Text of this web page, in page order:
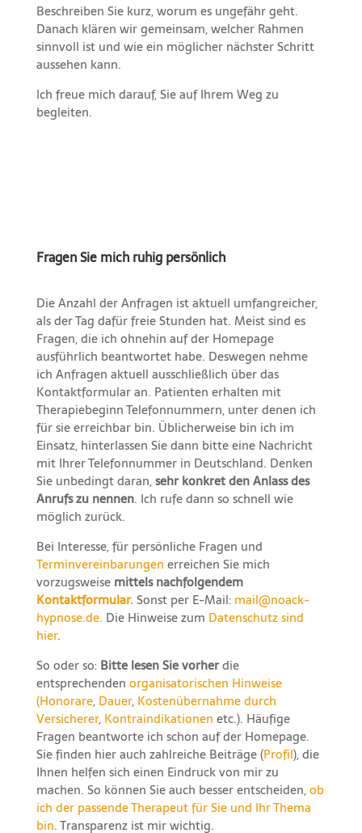
Beschreiben Sie kurz, worum es ungefähr geht.
Danach klären wir gemeinsam, welcher Rahmen
sinnvoll ist und wie ein möglicher nächster Schritt
aussehen kann.
Ich freue mich darauf, Sie auf Ihrem Weg zu
begleiten.
Fragen Sie mich ruhig persönlich
Die Anzahl der Anfragen ist aktuell umfangreicher,
als der Tag dafür freie Stunden hat. Meist sind es
Fragen, die ich ohnehin auf der Homepage
ausführlich beantwortet habe. Deswegen nehme
ich Anfragen aktuell ausschließlich über das
Kontaktformular an. Patienten erhalten mit
Therapiebeginn Telefonnummern, unter denen ich
für sie erreichbar bin. Üblicherweise bin ich im
Einsatz, hinterlassen Sie dann bitte eine Nachricht
mit Ihrer Telefonnummer in Deutschland. Denken
Sie unbedingt daran,sehr konkret den Anlass des
Anrufs zu nennen. Ich rufe dann so schnell wie
möglich zurück.
Bei Interesse, für persönliche Fragen und
Terminvereinbarungen erreichen Sie mich
vorzugsweise mittels nachfolgendem
Kontaktformular.Sonst per E-Mail: mail@noack-
hypnose.de. Die Hinweise zum Datenschutz sind
hier.
So oder so: Bitte lesen Sie vorherdie
entsprechenden organisatorischen Hinweise
(Honorare, Dauer, Kostenübernahme durch
Versicherer, Kontraindikationen etc.). Häufige
Fragen beantworte ich schon auf der Homepage.
Sie finden hier auch zahlreiche Beiträge (Profil), die
Ihnen helfen sich einen Eindruck von mir zu
machen. So können Sie auch besser entscheiden,ob
ich der passende Therapeut für Sie und Ihr Thema
bin. Transparenz ist mir wichtig.